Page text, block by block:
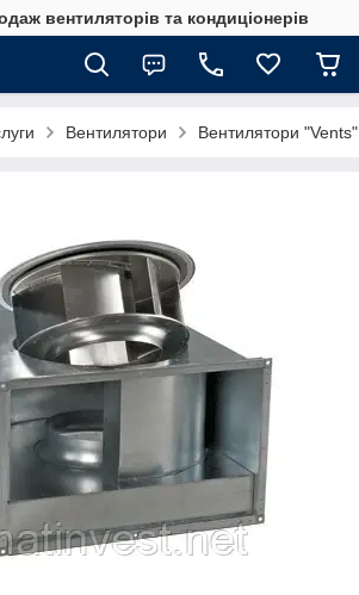
вентиляторів та кондиціонерів
Вентилятори Вентилятори